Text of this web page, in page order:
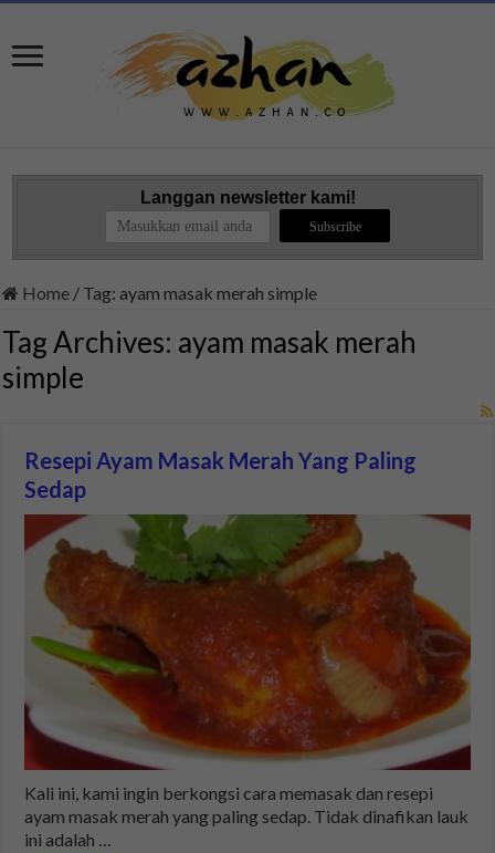
Langgan newsletter kami!
Home / Tag:ayam masak merah simple
Tag Archives: ayam masak merah
simple
Resepi Ayam Masak Merah Yang Paling
Sedap
Kali ini, kami ingin berkongsi cara memasak dan resepi
ayam masak merah yang paling sedap. Tidak dinafikan lauk
ini adalah …